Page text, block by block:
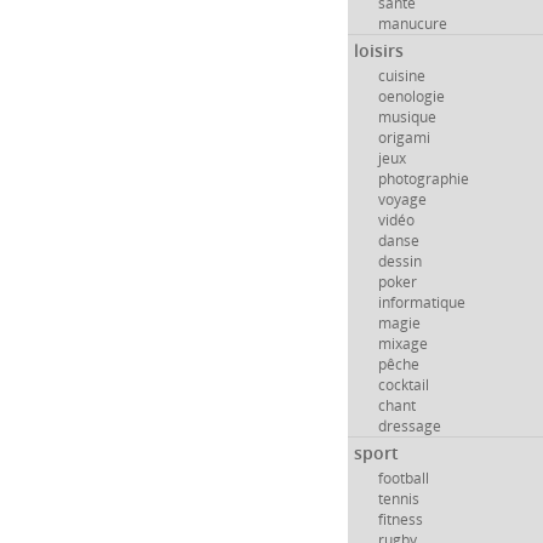
manucure
loisirs
cuisine
oenologie
musique
origami
jeux
photographie
voyage
vidéo
danse
dessin
poker
informatique
magie
mixage
pêche
cocktail
chant
dressage
sport
football
tennis
fitness